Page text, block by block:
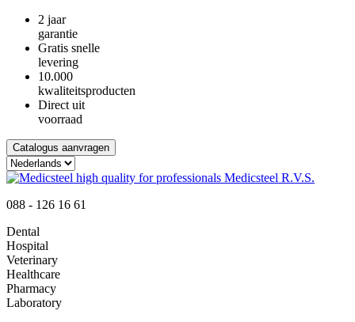
2 jaar
garantie
Gratis snelle
levering
10.000
kwaliteitsproducten
Direct uit
voorraad
Catalogus aanvragen
088 - 126 16 61
Dental
Hospital
Veterinary
Healthcare
Pharmacy
Laboratory